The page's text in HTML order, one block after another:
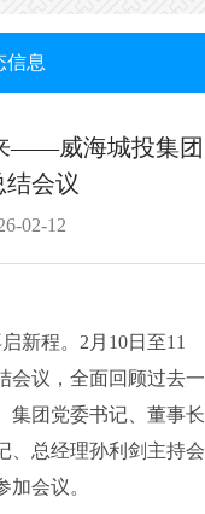
信息
——威海城投集团
结会议
02-12
新程。2月10日至11
会议，全面回顾过去一
集团党委书记、董事长
、总经理孙利剑主持会
会议。